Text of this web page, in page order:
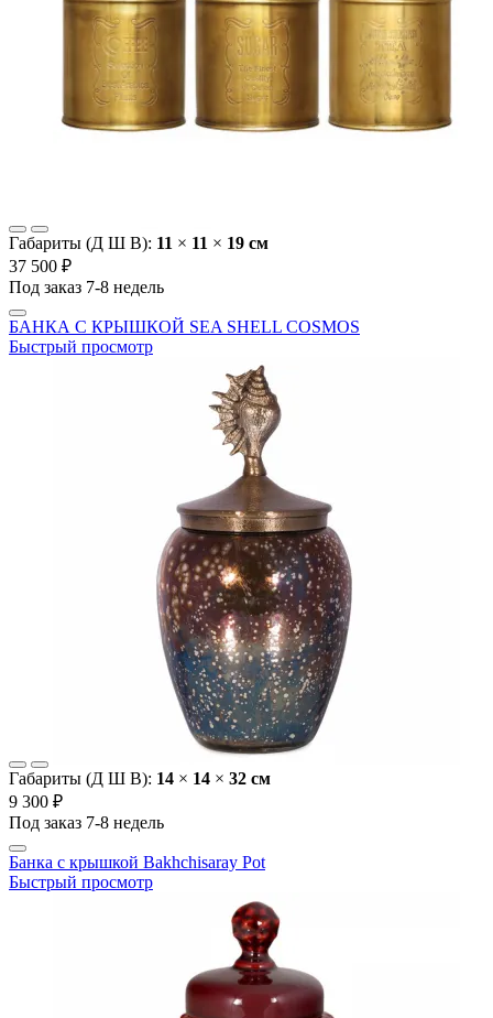
Габариты (Д Ш В): 11 × 11 × 19 cм
37 500 ₽
Под заказ 7-8 недель
БАНКА С КРЫШКОЙ SEA SHELL COSMOS
Быстрый просмотр
Габариты (Д Ш В): 14 × 14 × 32 cм
9 300 ₽
Под заказ 7-8 недель
Банка с крышкой Bakhchisaray Pot
Быстрый просмотр